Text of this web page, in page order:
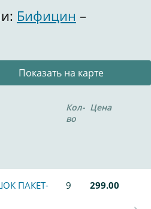
Бифицин –
Показать на карте
Кол-
во
Цена
ПАКЕТ-
9 299.00